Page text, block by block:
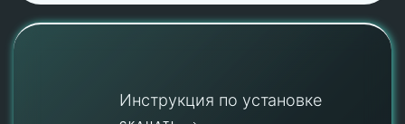
Инструкция по установке